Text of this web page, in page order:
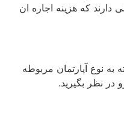
دارند که هزینه اجاره ان
نوع آپارتمان مربوطه